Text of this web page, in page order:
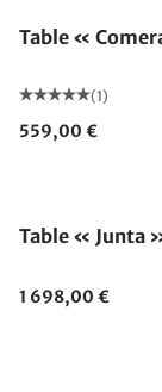
Table «
(1)
559,00 €
Table « Junta
1 698,00 €